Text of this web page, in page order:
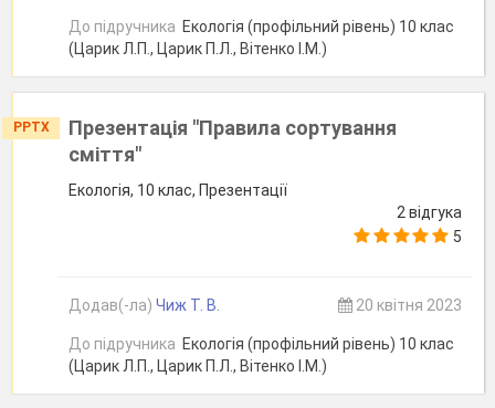
До підручника Екологія (профільний рівень) 10 клас
(Царик Л.П., Царик П.Л., Вітенко І.М.)
PPTX
Презентація "Правила сортування
сміття"
Екологія, 10 клас, Презентації
2 відгука
5
Додав(-ла) Чиж Т. В. 20 квітня 2023
До підручника Екологія (профільний рівень) 10 клас
(Царик Л.П., Царик П.Л., Вітенко І.М.)